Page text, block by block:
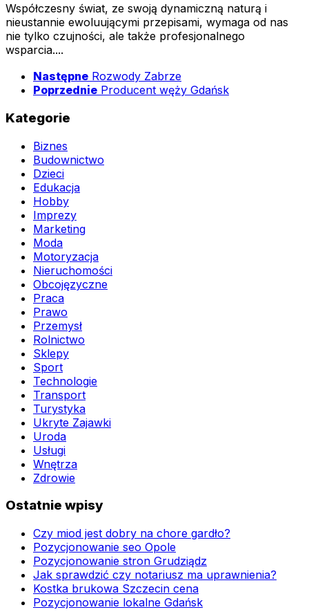
Współczesny świat, ze swoją dynamiczną naturą i
nieustannie ewoluującymi przepisami, wymaga od nas
nie tylko czujności, ale także profesjonalnego
wsparcia....
Następne Rozwody Zabrze
Poprzednie Producent węży Gdańsk
Kategorie
Biznes
Budownictwo
Dzieci
Edukacja
Hobby
Imprezy
Marketing
Moda
Motoryzacja
Nieruchomości
Obcojęzyczne
Praca
Prawo
Przemysł
Rolnictwo
Sklepy
Sport
Technologie
Transport
Turystyka
Ukryte Zajawki
Uroda
Usługi
Wnętrza
Zdrowie
Ostatnie wpisy
Czy miod jest dobry na chore gardło?
Pozycjonowanie seo Opole
Pozycjonowanie stron Grudziądz
Jak sprawdzić czy notariusz ma uprawnienia?
Kostka brukowa Szczecin cena
Pozycjonowanie lokalne Gdańsk